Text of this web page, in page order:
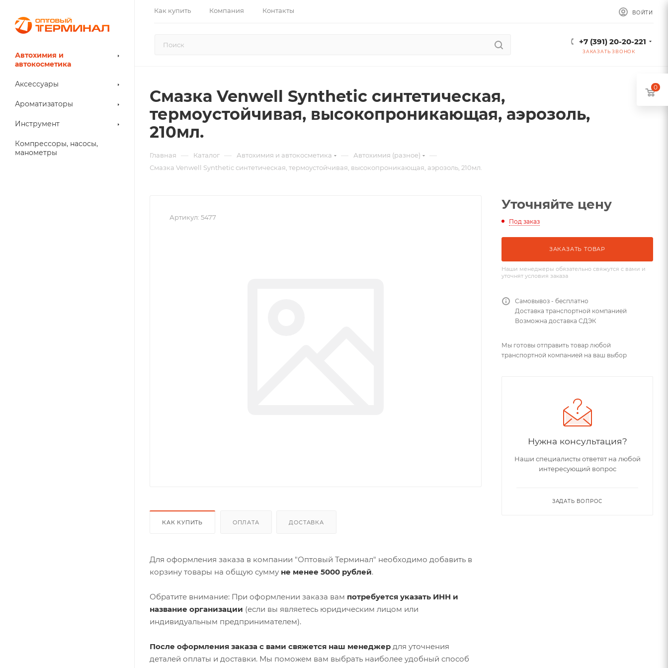
Как купить Компания Контакты ВОЙТИ
+7 (391) 20-20-221
ЗАКАЗАТЬ ЗВОНОК
Автохимия и
автокосметика
Аксессуары
Ароматизаторы
Инструмент
Компрессоры, насосы,
манометры
Смазка Venwell Synthetic синтетическая,
термоустойчивая, высокопроникающая, аэрозоль,
210мл.
Главная — Каталог — Автохимия и автокосметика — Автохимия (разное) —
Смазка Venwell Synthetic синтетическая, термоустойчивая, высокопроникающая, аэрозоль, 210мл.
Артикул: 5477
КАК КУПИТЬ ОПЛАТА ДОСТАВКА
Для оформления заказа в компании "Оптовый Терминал" необходимо добавить в
корзину товары на общую сумму не менее 5000 рублей.
Обратите внимание: При оформлении заказа вам потребуется указать ИНН и
название организации (если вы являетесь юридическим лицом или
индивидуальным предпринимателем).
После оформления заказа с вами свяжется наш менеджер для уточнения
деталей оплаты и доставки. Мы поможем вам выбрать наиболее удобный способ
Уточняйте цену
Под заказ
ЗАКАЗАТЬ ТОВАР
Наши менеджеры обязательно свяжутся с вами и
уточнят условия заказа
Самовывоз - бесплатно
Доставка транспортной компанией
Возможна доставка СДЭК
Мы готовы отправить товар любой
транспортной компанией на ваш выбор
Нужна консультация?
Наши специалисты ответят на любой
интересующий вопрос
ЗАДАТЬ ВОПРОС
0